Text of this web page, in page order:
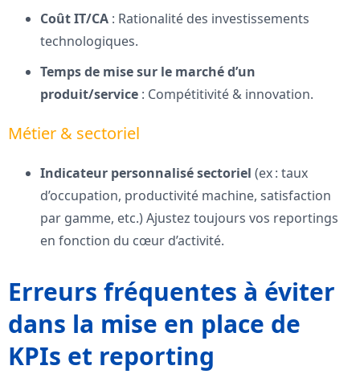
Coût IT/CA : Rationalité des investissements
technologiques.
Temps de mise sur le marché d’un
produit/service : Compétitivité & innovation.
Métier & sectoriel
Indicateur personnalisé sectoriel (ex : taux
d’occupation, productivité machine, satisfaction
par gamme, etc.) Ajustez toujours vos reportings
en fonction du cœur d’activité.
Erreurs fréquentes à éviter
dans la mise en place de
KPIs et reporting